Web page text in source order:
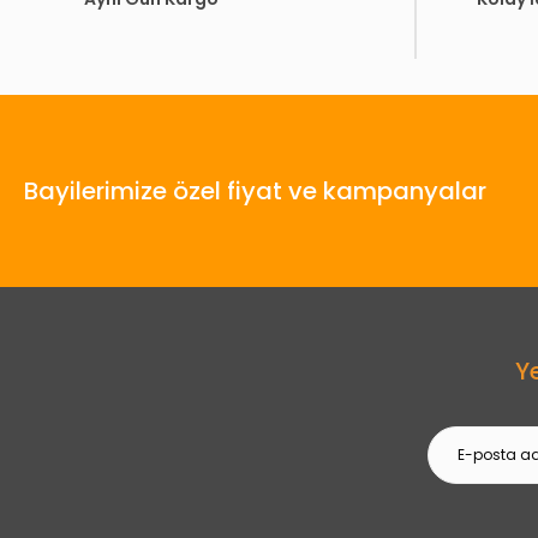
Bayilerimize özel fiyat ve kampanyalar